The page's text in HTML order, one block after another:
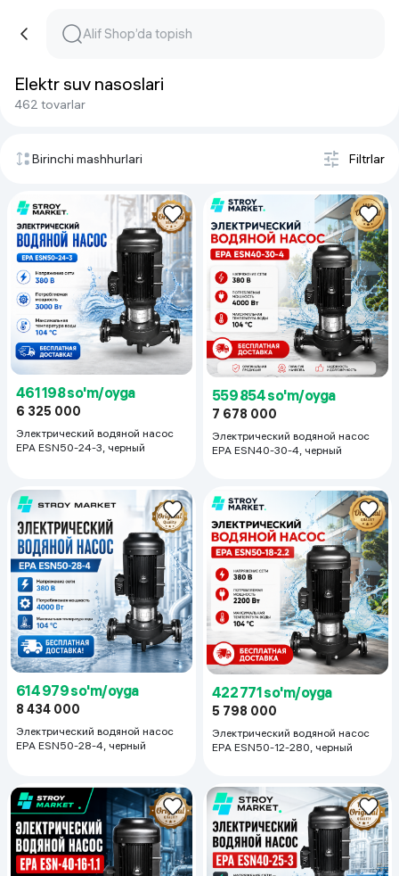
Elektr suv nasoslari
462 tovarlar
Birinchi mashhurlari Filtrlar
461 198 so'm/oyga
6 325 000
Электрический водяной насос
EPA ESN50-24-3, черный
559 854 so'm/oyga
7 678 000
Электрический водяной насос
EPA ESN40-30-4, черный
614 979 so'm/oyga
8 434 000
Электрический водяной насос
EPA ESN50-28-4, черный
422 771 so'm/oyga
5 798 000
Электрический водяной насос
EPA ESN50-12-280, черный